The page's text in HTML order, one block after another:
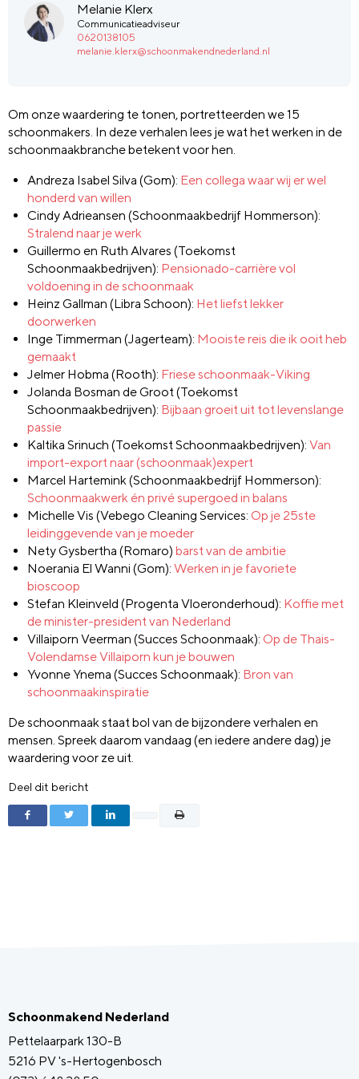
Melanie Klerx
Communicatieadviseur
0620138105
melanie.klerx@schoonmakendnederland.nl
Om onze waardering te tonen, portretteerden we 15
schoonmakers. In deze verhalen lees je wat het werken in de
schoonmaakbranche betekent voor hen.
Andreza Isabel Silva (Gom): Een collega waar wij er wel
honderd van willen
Cindy Adrieansen (Schoonmaakbedrijf Hommerson):
Stralend naar je werk
Guillermo en Ruth Alvares (Toekomst
Schoonmaakbedrijven): Pensionado-carrière vol
voldoening in de schoonmaak
Heinz Gallman (Libra Schoon): Het liefst lekker
doorwerken
Inge Timmerman (Jagerteam): Mooiste reis die ik ooit heb
gemaakt
Jelmer Hobma (Rooth): Friese schoonmaak-Viking
Jolanda Bosman de Groot (Toekomst
Schoonmaakbedrijven): Bijbaan groeit uit tot levenslange
passie
Kaltika Srinuch (Toekomst Schoonmaakbedrijven): Van
import-export naar (schoonmaak)expert
Marcel Hartemink (Schoonmaakbedrijf Hommerson):
Schoonmaakwerk én privé supergoed in balans
Michelle Vis (Vebego Cleaning Services: Op je 25ste
leidinggevende van je moeder
Nety Gysbertha (Romaro) barst van de ambitie
Noerania El Wanni (Gom): Werken in je favoriete
bioscoop
Stefan Kleinveld (Progenta Vloeronderhoud): Koffie met
de minister-president van Nederland
Villaiporn Veerman (Succes Schoonmaak): Op de Thais-
Volendamse Villaiporn kun je bouwen
Yvonne Ynema (Succes Schoonmaak): Bron van
schoonmaakinspiratie
De schoonmaak staat bol van de bijzondere verhalen en
mensen. Spreek daarom vandaag (en iedere andere dag) je
waardering voor ze uit.
Deel dit bericht
Schoonmakend Nederland
Pettelaarpark 130-B
5216 PV 's-Hertogenbosch